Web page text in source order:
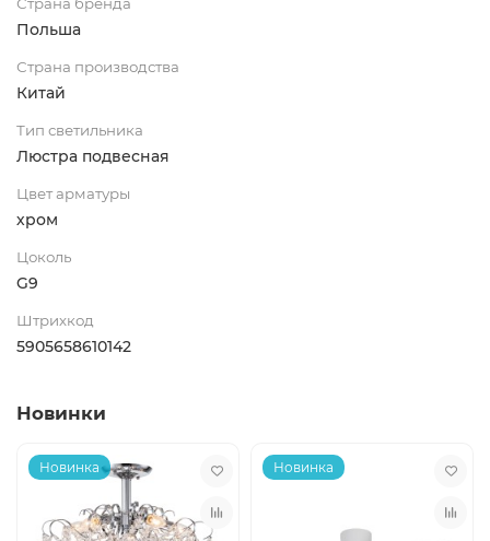
Польша
Страна производства
Китай
Тип светильника
Люстра подвесная
Цвет арматуры
хром
Цоколь
G9
Штрихкод
5905658610142
Новинки
Новинка Новинка